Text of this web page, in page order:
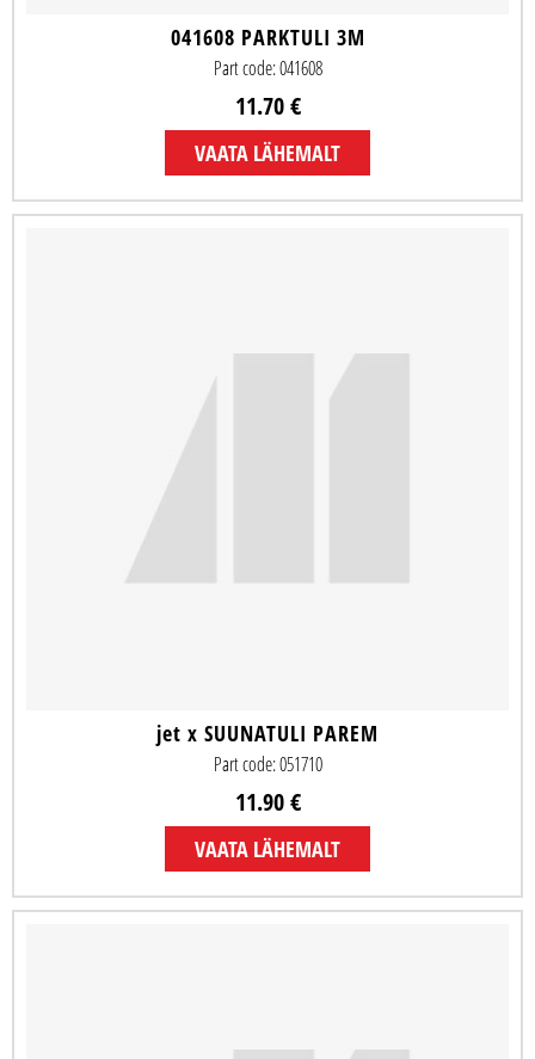
041608 PARKTULI 3M
Part code: 041608
11.70 €
VAATA LÄHEMALT
jet x SUUNATULI PAREM
Part code: 051710
11.90 €
VAATA LÄHEMALT